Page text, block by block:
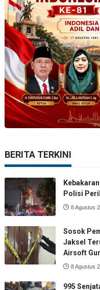
BERITA TERKINI
Polisi
8 Agustus
Sosok
Jaksel
Airsoft
8 Agustus
995